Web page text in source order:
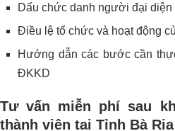
Dấu chức danh người đại diện
Điều lệ tổ chức và hoạt động
Hướng dẫn các bước cần
ĐKKD
Tư vấn miễn phí sau
thành viên tại Tỉnh Bà